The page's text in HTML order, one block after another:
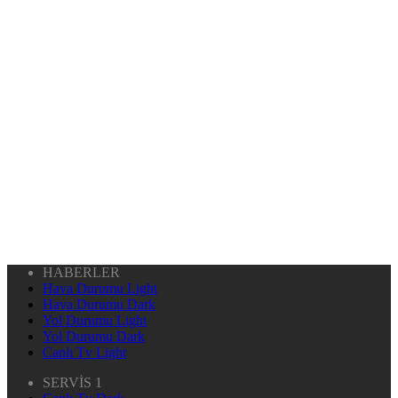
HABERLER
Hava Durumu Light
Hava Durumu Dark
Yol Durumu Light
Yol Durumu Dark
Canlı Tv Light
SERVİS 1